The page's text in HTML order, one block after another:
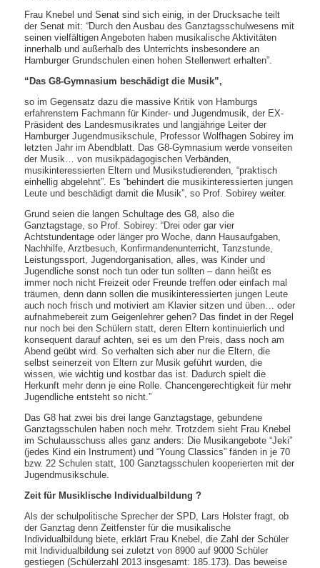
Frau Knebel und Senat sind sich einig, in der Drucksache teilt
der Senat mit: “Durch den Ausbau des Ganztagsschulwesens mit
seinen vielfältigen Angeboten haben musikalische Aktivitäten
innerhalb und außerhalb des Unterrichts insbesondere an
Hamburger Grundschulen einen hohen Stellenwert erhalten”.
“Das G8-Gymnasium beschädigt die Musik”,
so im Gegensatz dazu die massive Kritik von Hamburgs
erfahrenstem Fachmann für Kinder- und Jugendmusik, der EX-
Präsident des Landesmusikrates und langjährige Leiter der
Hamburger Jugendmusikschule, Professor Wolfhagen Sobirey im
letzten Jahr im Abendblatt. Das G8-Gymnasium werde vonseiten
der Musik… von musikpädagogischen Verbänden,
musikinteressierten Eltern und Musikstudierenden, “praktisch
einhellig abgelehnt”. Es “behindert die musikinteressierten jungen
Leute und beschädigt damit die Musik”, so Prof. Sobirey weiter.
Grund seien die langen Schultage des G8, also die
Ganztagstage, so Prof. Sobirey: “Drei oder gar vier
Achtstundentage oder länger pro Woche, dann Hausaufgaben,
Nachhilfe, Arztbesuch, Konfirmandenunterricht, Tanzstunde,
Leistungssport, Jugendorganisation, alles, was Kinder und
Jugendliche sonst noch tun oder tun sollten – dann heißt es
immer noch nicht Freizeit oder Freunde treffen oder einfach mal
träumen, denn dann sollen die musikinteressierten jungen Leute
auch noch frisch und motiviert am Klavier sitzen und üben… oder
aufnahmebereit zum Geigenlehrer gehen? Das findet in der Regel
nur noch bei den Schülern statt, deren Eltern kontinuierlich und
konsequent darauf achten, sei es um den Preis, dass noch am
Abend geübt wird. So verhalten sich aber nur die Eltern, die
selbst seinerzeit von Eltern zur Musik geführt wurden, die
wissen, wie wichtig und kostbar das ist. Dadurch spielt die
Herkunft mehr denn je eine Rolle. Chancengerechtigkeit für mehr
Jugendliche entsteht so nicht.”
Das G8 hat zwei bis drei lange Ganztagstage, gebundene
Ganztagsschulen haben noch mehr. Trotzdem sieht Frau Knebel
im Schulausschuss alles ganz anders: Die Musikangebote “Jeki”
(jedes Kind ein Instrument) und “Young Classics” fänden in je 70
bzw. 22 Schulen statt, 100 Ganztagsschulen kooperierten mit der
Jugendmusikschule.
Zeit für Musiklische Individualbildung ?
Als der schulpolitische Sprecher der SPD, Lars Holster fragt, ob
der Ganztag denn Zeitfenster für die musikalische
Individualbildung biete, erklärt Frau Knebel, die Zahl der Schüler
mit Individualbildung sei zuletzt von 8900 auf 9000 Schüler
gestiegen (Schülerzahl 2013 insgesamt: 185.173). Das beweise